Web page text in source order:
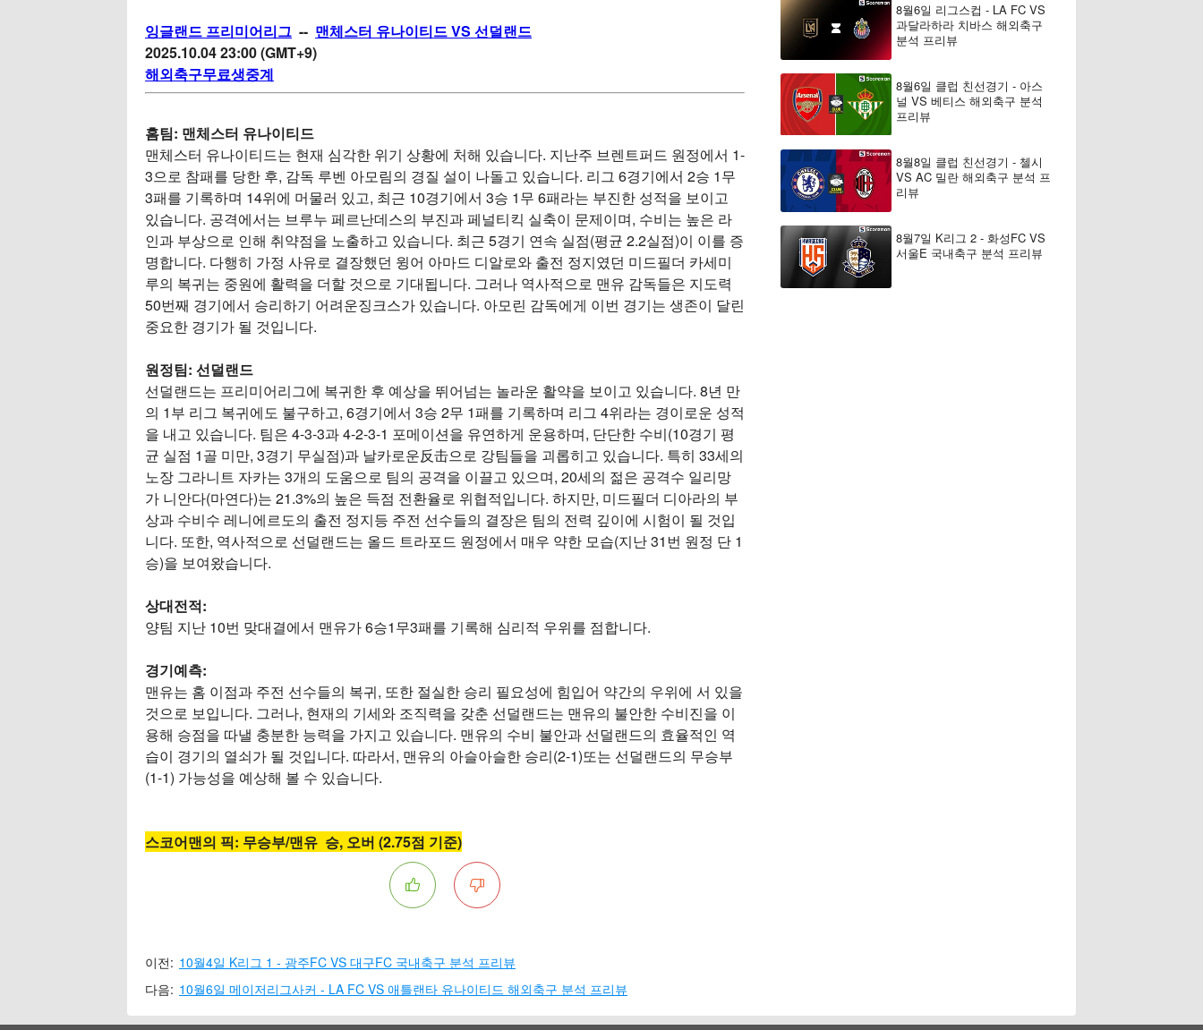
잉글랜드 프리미어리그 -- 맨체스터 유나이티드 VS 선덜랜드
2025.10.04 23:00 (GMT+9)
해외축구무료생중계
홈팀: 맨체스터 유나이티드
맨체스터 유나이티드는 현재 심각한 위기 상황에 처해 있습니다. 지난주 브렌트퍼드 원정에서 1-
3으로 참패를 당한 후, 감독 루벤 아모림의 경질 설이 나돌고 있습니다. 리그 6경기에서 2승 1무
3패를 기록하며 14위에 머물러 있고, 최근 10경기에서 3승 1무 6패라는 부진한 성적을 보이고
있습니다. 공격에서는 브루누 페르난데스의 부진과 페널티킥 실축이 문제이며, 수비는 높은 라
인과 부상으로 인해 취약점을 노출하고 있습니다. 최근 5경기 연속 실점(평균 2.2실점)이 이를 증
명합니다. 다행히 가정 사유로 결장했던 윙어 아마드 디알로와 출전 정지였던 미드필더 카세미
루의 복귀는 중원에 활력을 더할 것으로 기대됩니다. 그러나 역사적으로 맨유 감독들은 지도력
50번째 경기에서 승리하기 어려운징크스가 있습니다. 아모린 감독에게 이번 경기는 생존이 달린
중요한 경기가 될 것입니다.
원정팀: 선덜랜드
선덜랜드는 프리미어리그에 복귀한 후 예상을 뛰어넘는 놀라운 활약을 보이고 있습니다. 8년 만
의 1부 리그 복귀에도 불구하고, 6경기에서 3승 2무 1패를 기록하며 리그 4위라는 경이로운 성적
을 내고 있습니다. 팀은 4-3-3과 4-2-3-1 포메이션을 유연하게 운용하며, 단단한 수비(10경기 평
균 실점 1골 미만, 3경기 무실점)과 날카로운反击으로 강팀들을 괴롭히고 있습니다. 특히 33세의
노장 그라니트 자카는 3개의 도움으로 팀의 공격을 이끌고 있으며, 20세의 젊은 공격수 일리망
가 니안다(마연다)는 21.3%의 높은 득점 전환율로 위협적입니다. 하지만, 미드필더 디아라의 부
상과 수비수 레니에르도의 출전 정지등 주전 선수들의 결장은 팀의 전력 깊이에 시험이 될 것입
니다. 또한, 역사적으로 선덜랜드는 올드 트라포드 원정에서 매우 약한 모습(지난 31번 원정 단 1
승)을 보여왔습니다.
상대전적:
양팀 지난 10번 맞대결에서 맨유가 6승1무3패를 기록해 심리적 우위를 점합니다.
경기예측:
맨유는 홈 이점과 주전 선수들의 복귀, 또한 절실한 승리 필요성에 힘입어 약간의 우위에 서 있을
것으로 보입니다. 그러나, 현재의 기세와 조직력을 갖춘 선덜랜드는 맨유의 불안한 수비진을 이
용해 승점을 따낼 충분한 능력을 가지고 있습니다. 맨유의 수비 불안과 선덜랜드의 효율적인 역
습이 경기의 열쇠가 될 것입니다. 따라서, 맨유의 아슬아슬한 승리(2-1)또는 선덜랜드의 무승부
(1-1) 가능성을 예상해 볼 수 있습니다.
스코어맨의 픽: 무승부/맨유 승, 오버 (2.75점 기준)
이전: 10월4일 K리그 1 - 광주FC VS 대구FC 국내축구 분석 프리뷰
다음: 10월6일 메이저리그사커 - LA FC VS 애틀랜타 유나이티드 해외축구 분석 프리뷰
8월6일 리그스컵 - LA FC VS
과달라하라 치바스 해외축구
분석 프리뷰
8월6일 클럽 친선경기 - 아스
널 VS 베티스 해외축구 분석
프리뷰
8월8일 클럽 친선경기 - 첼시
VS AC 밀란 해외축구 분석 프
리뷰
8월7일 K리그 2 - 화성FC VS
서울E 국내축구 분석 프리뷰